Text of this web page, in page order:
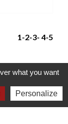
1 -2-3- 4-5
what you want
Personalize